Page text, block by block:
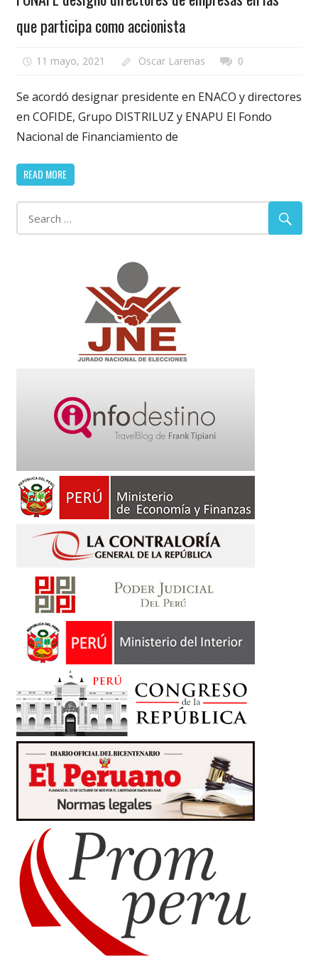
que participa como accionista
11 mayo, 2021 Oscar Larenas 0
Se acordó designar presidente en ENACO y directores
en COFIDE, Grupo DISTRILUZ y ENAPU El Fondo
Nacional de Financiamiento de
READ MORE